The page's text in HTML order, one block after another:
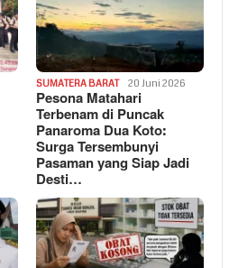
SUMATERA BARAT 20 Juni 2026
Pesona Matahari
Terbenam di Puncak
Panaroma Dua Koto:
Surga Tersembunyi
Pasaman yang Siap Jadi
Desti…